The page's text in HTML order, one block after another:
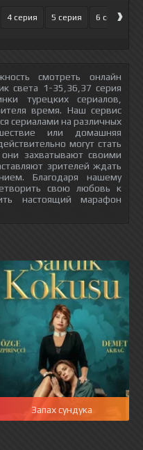
4 серия 5 серия 6 серия
›
смотреть онлайн
света 1-35,36,37 серия
турецких сериалов,
время. Наш сервис
сериалами на различных
или домашняя
могут стать
захватывают своими
зрителей ждать
Благодаря нашему
свою любовь к
настоящий марафон
Запах сундука